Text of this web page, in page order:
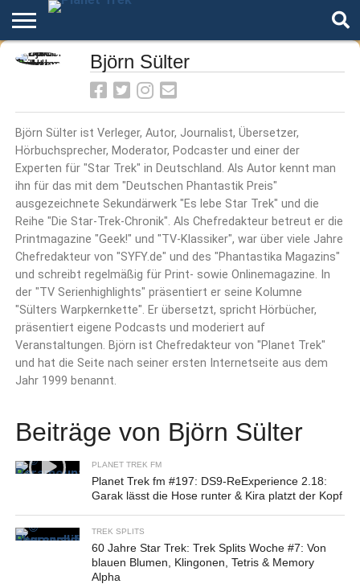
Home
Podcast
AutorenBjörn Sülter
Björn Sülter ist Verleger, Autor, Journalist, Übersetzer,
Hörbuchsprecher, Moderator, Podcaster und einer der
Experten für "Star Trek" in Deutschland. Als Autor kennt man
ihn für das mit dem "Deutschen Phantastik Preis"
ausgezeichnete Sekundärwerk "Es lebe Star Trek" und die
Reihe "Die Star-Trek-Chronik". Als Chefredakteur betreut er die
Printmagazine "Geek!" und "TV-Klassiker", war über viele Jahre
Chefredakteur von "SYFY.de" und des "Phantastika Magazins"
und schreibt regelmäßig für Print- sowie Onlinemagazine. In
der "TV Serienhighlights" präsentiert er seine Kolumne
"Sülters Warpkernkette". Er übersetzt, spricht Hörbücher,
präsentiert eigene Podcasts und moderiert auf
Veranstaltungen. Björn ist Chefredakteur von "Planet Trek"
und hat die Seite nach seiner ersten Internetseite aus dem
Jahr 1999 benannt.
Beiträge von Björn Sülter
PLANET TREK FM
Planet Trek fm #197: DS9-ReExperience 2.18:
Garak lässt die Hose runter & Kira platzt der Kopf
TREK SPLITS
60 Jahre Star Trek: Trek Splits Woche #7: Von
blauen Blumen, Klingonen, Tetris & Memory
Alpha